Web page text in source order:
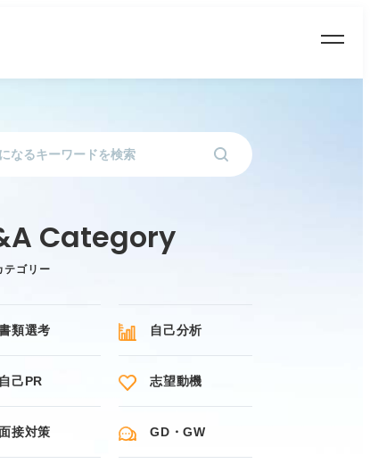
テゴリー
類選考 自己分析
自己PR 志望動機
接対策 GD・GW